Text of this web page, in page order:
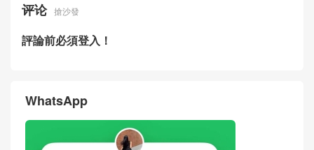
评论 搶沙發
評論前必須登入！
WhatsApp